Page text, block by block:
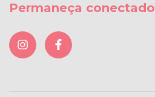
Permaneça conectado